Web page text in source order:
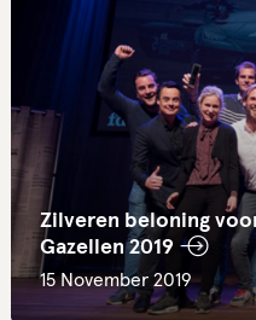
Zilveren beloning
Gazellen 2019
15 November 2019